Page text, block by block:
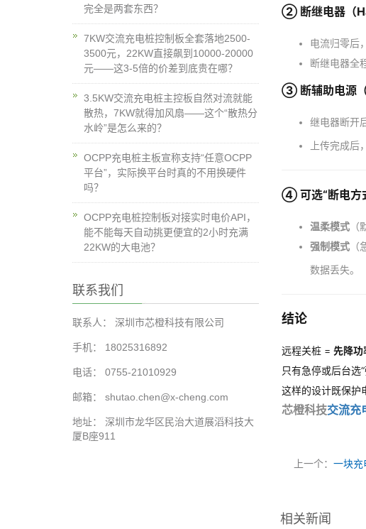
② 断继电器（
电流归零后
断继电器全
③ 断辅助电源
继电器断开
上传完成后
④ 可选“断电方
温柔模式（
强制模式（
数据丢失。
结论
远程关桩 = 先降
只有急停或后台选
这样的设计既保护
芯橙科技交流充
上一个： 一块充
相关新闻
完全是两套东西？
7KW交流充电桩控制板全套落地2500-
3500元，22KW直接飙到10000-20000
元——这3-5倍的价差到底贵在哪？
3.5KW交流充电桩主控板自然对流就能
散热，7KW就得加风扇——这个“散热分
水岭”是怎么来的？
OCPP充电桩主板宣称支持“任意OCPP
平台”，实际换平台时真的不用换硬件
吗？
OCPP充电桩控制板对接实时电价API，
能不能每天自动挑更便宜的2小时充满
22KW的大电池？
联系我们
联系人： 深圳市芯橙科技有限公司
手机： 18025316892
电话： 0755-21010929
邮箱： shutao.chen@x-cheng.com
地址： 深圳市龙华区民治大道展滔科技大
厦B座911